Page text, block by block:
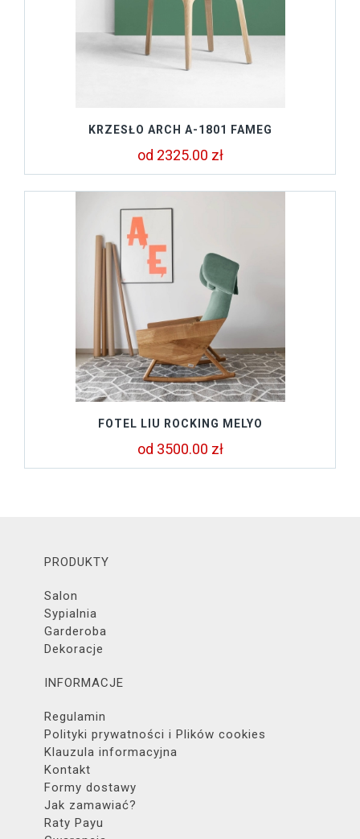
KRZESŁO ARCH A-1801 FAMEG
od 2325.00 zł
FOTEL LIU ROCKING MELYO
od 3500.00 zł
PRODUKTY
Salon
Sypialnia
Garderoba
Dekoracje
INFORMACJE
Regulamin
Polityki prywatności i Plików cookies
Klauzula informacyjna
Kontakt
Formy dostawy
Jak zamawiać?
Raty Payu